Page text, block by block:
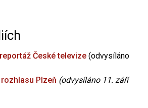
České televize (odvysíláno
Plzeň (odvysíláno 11. září